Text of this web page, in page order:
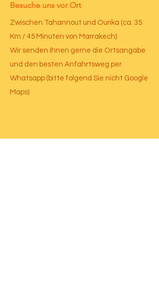
Besuche uns vor Ort
Zwischen Tahannout und Ourika (ca. 35
Km / 45 Minuten von Marrakech). ​​
Wir senden Ihnen gerne die Ortsangabe
und den besten Anfahrtsweg per
Whatsapp (bitte folgend Sie nicht Google
Maps)